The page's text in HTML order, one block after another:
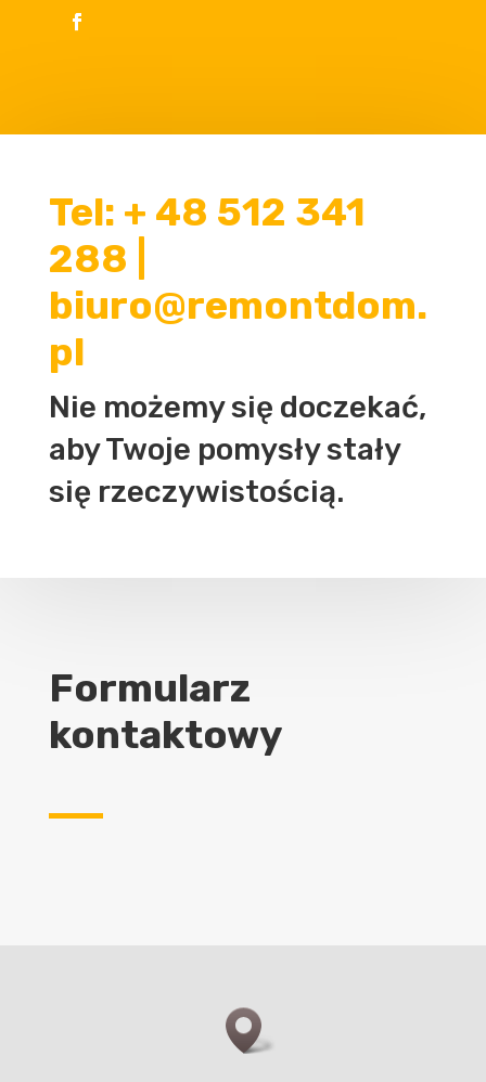
Tel: + 48 512 341
288 |
biuro@remontdom.
pl
Nie możemy się doczekać,
aby Twoje pomysły stały
się rzeczywistością.
Formularz
kontaktowy